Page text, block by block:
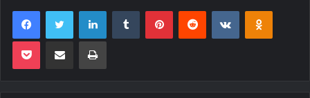
FacebookTwitter LinkedinTumblr PinterestReddit VK OK
Pocket Compartilhar via e-mail Imprimir